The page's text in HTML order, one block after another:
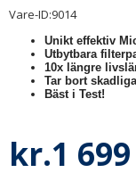
Vare-ID:9014
Unikt effektiv
Utbytbara
10x längre
Tar bort
Bäst i Test!
kr.1 699